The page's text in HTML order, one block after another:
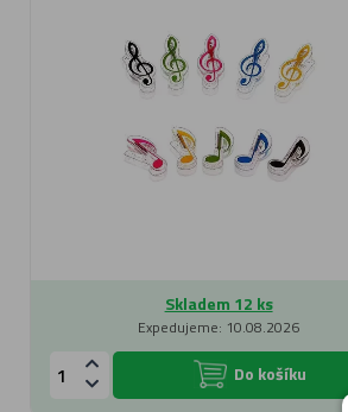
Skladem 12 ks
Expedujeme: 10.08.2026
Do košíku